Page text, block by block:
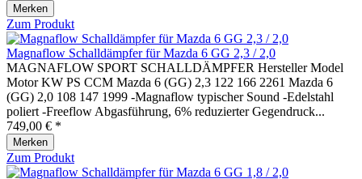
Merken
Zum Produkt
Magnaflow Schalldämpfer für Mazda 6 GG 2,3 / 2,0
MAGNAFLOW SPORT SCHALLDÄMPFER Hersteller Model
Motor KW PS CCM Mazda 6 (GG) 2,3 122 166 2261 Mazda 6
(GG) 2,0 108 147 1999 -Magnaflow typischer Sound -Edelstahl
poliert -Freeflow Abgasführung, 6% reduzierter Gegendruck...
749,00 € *
Merken
Zum Produkt